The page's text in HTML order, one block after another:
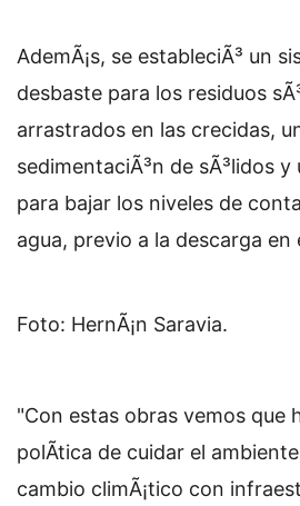
AdemÃ¡s, se estableciÃ³ un
desbaste para los residuos
arrastrados en las crecidas,
sedimentaciÃ³n de sÃ³lidos
para bajar los niveles de
agua, previo a la descarga en
Foto: HernÃ¡n Saravia.
"Con estas obras vemos que
polÃ­tica de cuidar el
cambio climÃ¡tico con